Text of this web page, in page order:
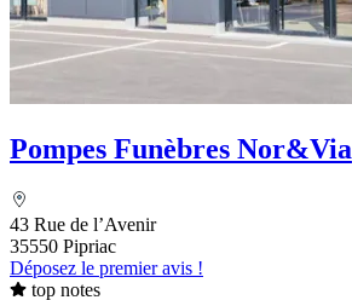
Pompes Funèbres Nor&Via
43 Rue de l’Avenir
35550 Pipriac
Déposez le premier avis !
top notes